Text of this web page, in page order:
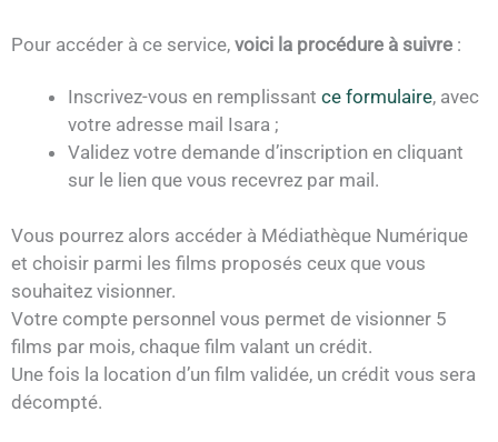
Pour accéder à ce service, voici la procédure à suivre :
Inscrivez-vous en remplissant ce formulaire, avec
votre adresse mail Isara ;
Validez votre demande d’inscription en cliquant
sur le lien que vous recevrez par mail.
Vous pourrez alors accéder à Médiathèque Numérique
et choisir parmi les films proposés ceux que vous
souhaitez visionner.
Votre compte personnel vous permet de visionner 5
films par mois, chaque film valant un crédit.
Une fois la location d’un film validée, un crédit vous sera
décompté.